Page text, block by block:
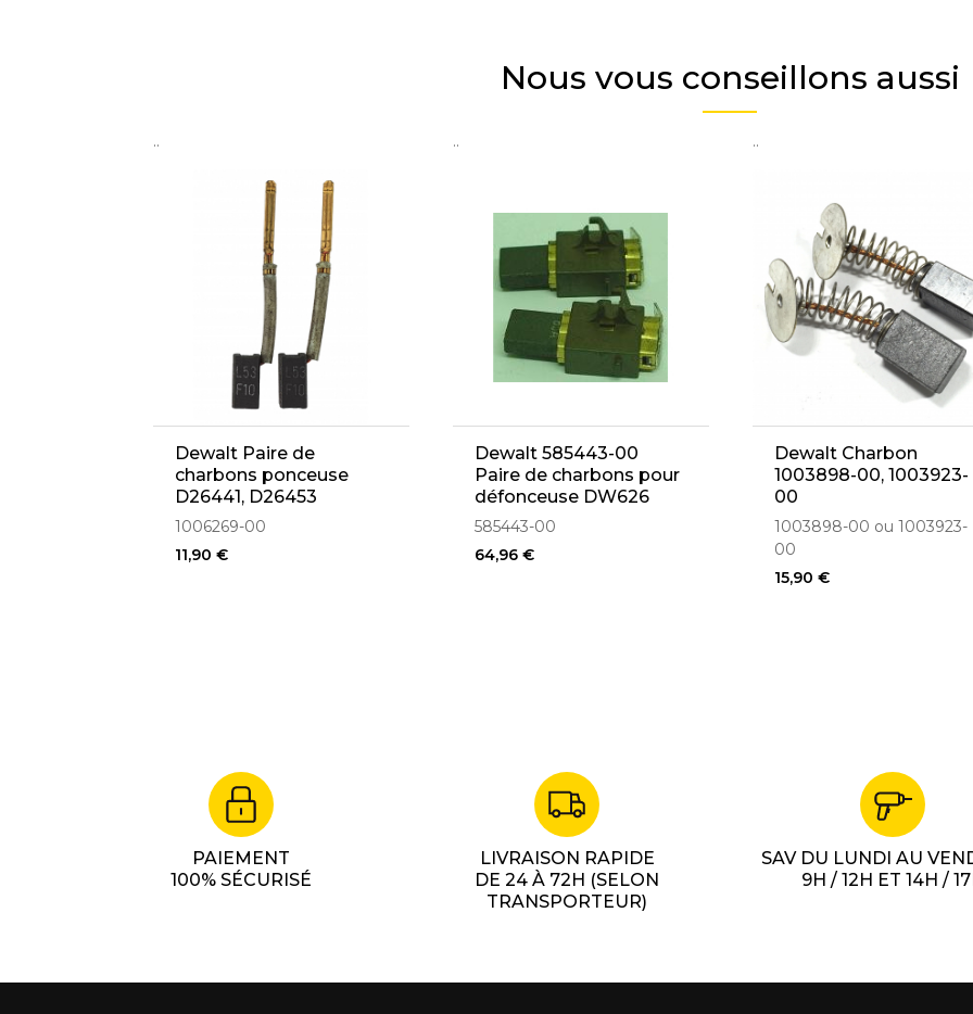
Nous vous conseillons aussi
..
Dewalt Paire de
charbons ponceuse
D26441, D26453
(1006269-00)
1006269-00
11,90 €
..
Dewalt 585443-00
Paire de charbons pour
défonceuse DW626
585443-00
64,96 €
..
Dewalt Charbon
1003898-00, 1003923-
00
1003898-00 ou 1003923-
00
15,90 €
PAIEMENT
100% SÉCURISÉ
LIVRAISON RAPIDE
DE 24 À 72H (SELON
TRANSPORTEUR)
SAV DU LUNDI AU
9H / 12H ET 14H /